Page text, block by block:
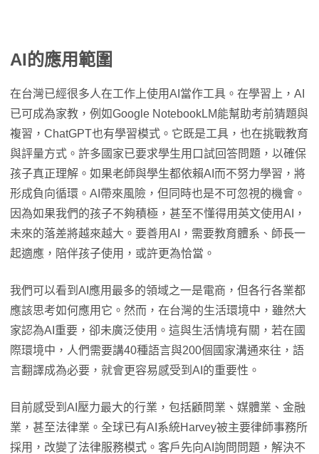
AI的應用範圍
在台灣已經很多人在工作上使用AI當作工具。在學習上，AI
已可成為家教，例如Google NotebookLM能幫助考前猜題與
複習，ChatGPT也有學習模式。它既是工具，也在挑戰教育
與評量方式。許多國家已要求學生用口試回答問題，以確保
孩子真正理解。如果老師與學生都依賴AI而不努力學習，將
形成負向循環。AI帶來風險，但同時也是不可忽視的機會。
因為如果我們的孩子不夠積極，甚至不懂得用英文使用AI，
未來的落差將越來越大。要善用AI，需要教育體系、師長一
起適應，陪伴孩子使用，或許更為恰當。
我們可以看到AI應用最多的領域之一是電商，但各行各業都
應該思考如何應用它。然而，在台灣的生活環境中，雖然大
家認為AI重要，卻未廣泛使用。這與生活情境有關，若在國
際環境中，人們需要講40種語言與200個國家溝通來往，語
言翻譯成為必要，就會更容易感受到AI的重要性。
目前感受到AI壓力最大的行業，包括顧問業、媒體業、金融
業，甚至法律業。全球已有AI系統Harvey被主要律師事務所
採用，改變了法律服務模式。客戶先向AI詢問問題，解決不